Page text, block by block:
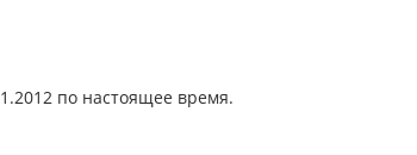
по настоящее время.